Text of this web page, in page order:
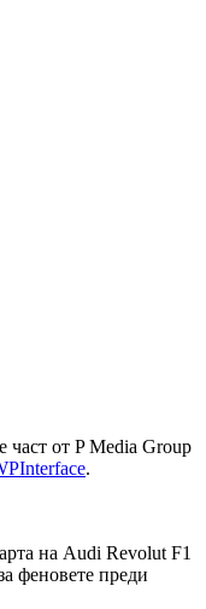
част от P Media Group
.
на Audi Revolut F1
феновете преди